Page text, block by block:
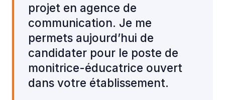
projet en agence de
communication. Je me
permets aujourd’hui de
candidater pour le poste de
monitrice-éducatrice ouvert
dans votre établissement.